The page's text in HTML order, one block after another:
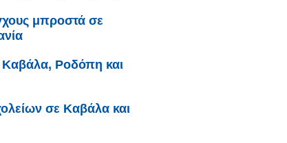
μπροστά σε
Καβάλα, Ροδόπη και
σε Καβάλα και